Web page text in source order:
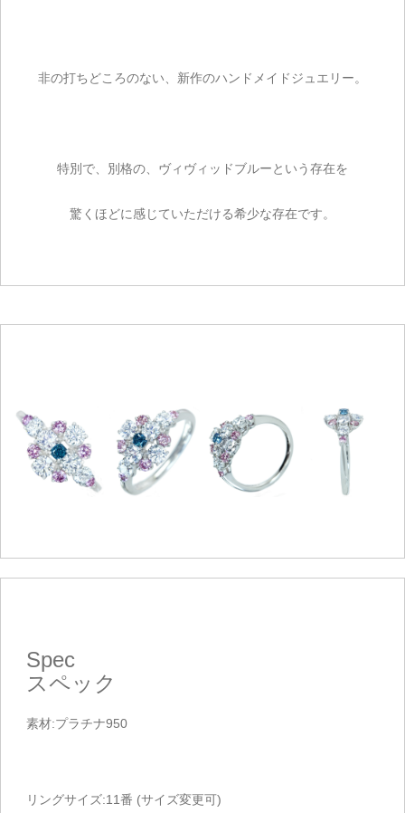
非の打ちどころのない、新作のハンドメイドジュエリー。
特別で、別格の、ヴィヴィッドブルーという存在を
驚くほどに感じていただける希少な存在です。
Spec
スペック
素材:プラチナ950
リングサイズ:11番 (サイズ変更可)